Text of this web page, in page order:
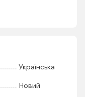
Українська
Новий